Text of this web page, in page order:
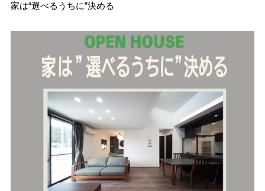
家は“選べるうちに”決める